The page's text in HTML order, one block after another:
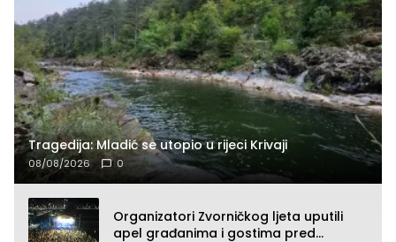
Tragedija: Mladić se utopio u rijeci Krivaji
08/08/2026 0
Organizatori Zvorničkog ljeta uputili
apel građanima i gostima pred